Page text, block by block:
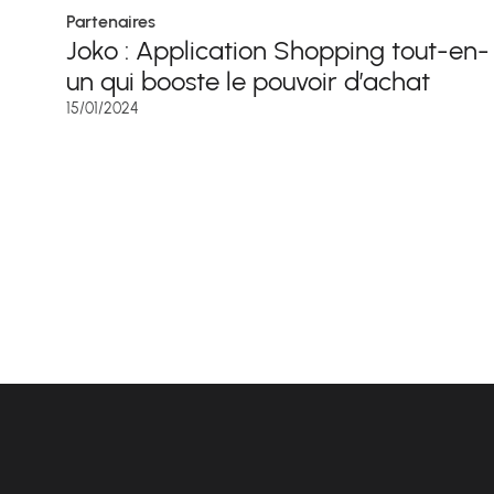
Partenaires
Joko : Application Shopping tout-en-
un qui booste le pouvoir d’achat
15/01/2024